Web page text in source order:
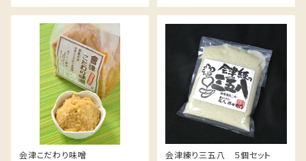
会津こだわり味噌 会津練り三五八 ５個セット